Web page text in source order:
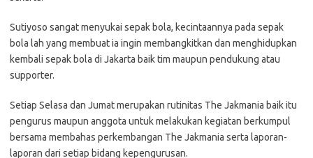
Sutiyoso sangat menyukai sepak bola, kecintaannya pada sepak
bola lah yang membuat ia ingin membangkitkan dan menghidupkan
kembali sepak bola di Jakarta baik tim maupun pendukung atau
supporter.
Setiap Selasa dan Jumat merupakan rutinitas The Jakmania baik itu
pengurus maupun anggota untuk melakukan kegiatan berkumpul
bersama membahas perkembangan The Jakmania serta laporan-
laporan dari setiap bidang kepengurusan.